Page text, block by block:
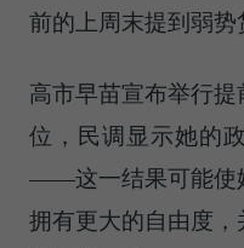
前的上周末提到弱势
高市早苗宣布举行
位，民调显示她的
——这一结果可能使
拥有更大的自由度